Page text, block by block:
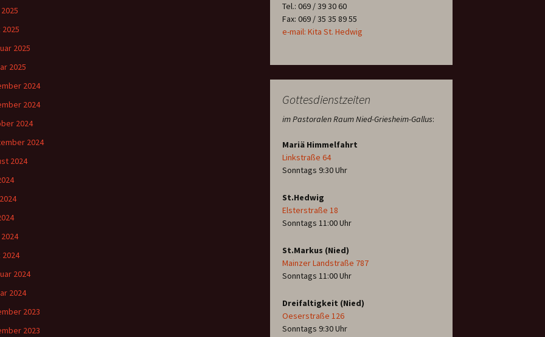
Tel.: 069 / 39 30 60
Fax: 069 / 35 35 89 55
e-mail: Kita St. Hedwig
Gottesdienstzeiten
im Pastoralen Raum Nied-Griesheim-Gallus:
Mariä Himmelfahrt
Linkstraße 64
Sonntags 9:30 Uhr
St.Hedwig
Elsterstraße 18
Sonntags 11:00 Uhr
St.Markus (Nied)
Mainzer Landstraße 787
Sonntags 11:00 Uhr
Dreifaltigkeit (Nied)
Oeserstraße 126
Sonntags 9:30 Uhr
2025
2025
2024
2024
2024
2024
2024
2024
2024
2024
2023
2023